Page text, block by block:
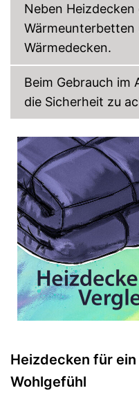
OEKO-TEX-geprüft
TÜV-geprüft
Überhitzungsschutz
Vorteile
Nachteile
Amazon Lieferzeit
Neben
Wärmeunterbetten
Wärmedecken.
Beim Gebrauch im
die Sicherheit zu
Heizdecken für
Wohlgefühl